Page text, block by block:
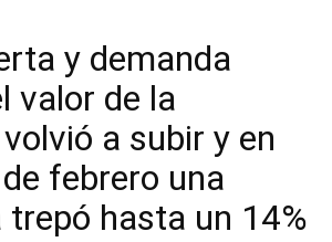
y demanda
valor de la
a subir y en
febrero una
hasta un 14%